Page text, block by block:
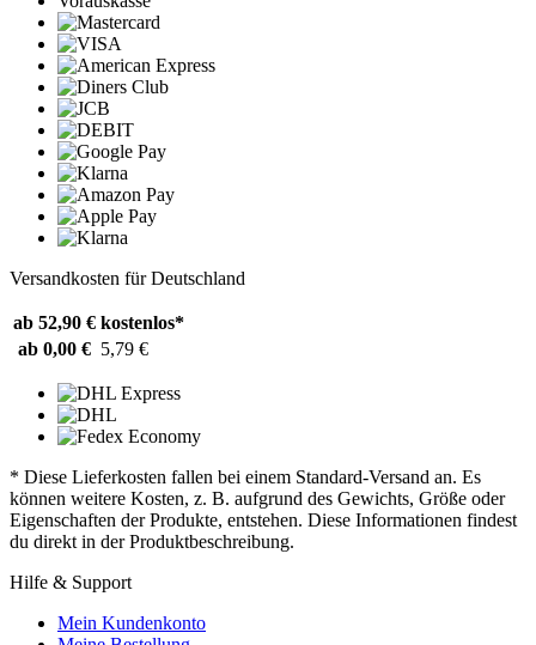
Versandkosten für Deutschland
ab 52,90 € kostenlos*
ab 0,00 € 5,79 €
* Diese Lieferkosten fallen bei einem Standard-Versand an. Es
können weitere Kosten, z. B. aufgrund des Gewichts, Größe oder
Eigenschaften der Produkte, entstehen. Diese Informationen findest
du direkt in der Produktbeschreibung.
Hilfe & Support
Mein Kundenkonto